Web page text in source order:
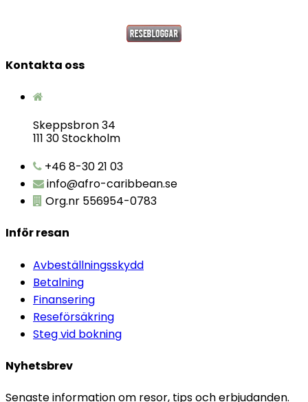
Kontakta oss
Skeppsbron 34
111 30 Stockholm
+46 8-30 21 03
info@afro-caribbean.se
Org.nr 556954-0783
Inför resan
Avbeställningsskydd
Betalning
Finansering
Reseförsäkring
Steg vid bokning
Nyhetsbrev
Senaste information om resor, tips och erbjudanden.